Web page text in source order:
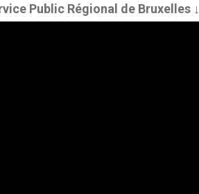
Public Régional de Bruxelles ↓